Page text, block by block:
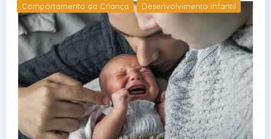
Comportamento da Criança Desenvolvimento infantil